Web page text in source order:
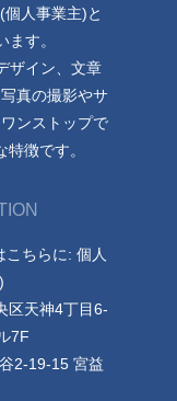
人事業主)と
す。
ザイン、文章
真の撮影やサ
ンストップで
徴です。
ちらに: 個人
区天神4丁目6-
7F
2-19-15 宮益